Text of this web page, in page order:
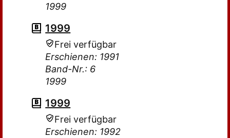
1999
1999
Frei verfügbar
Erschienen: 1991
Band-Nr.: 6
1999
1999
Frei verfügbar
Erschienen: 1992